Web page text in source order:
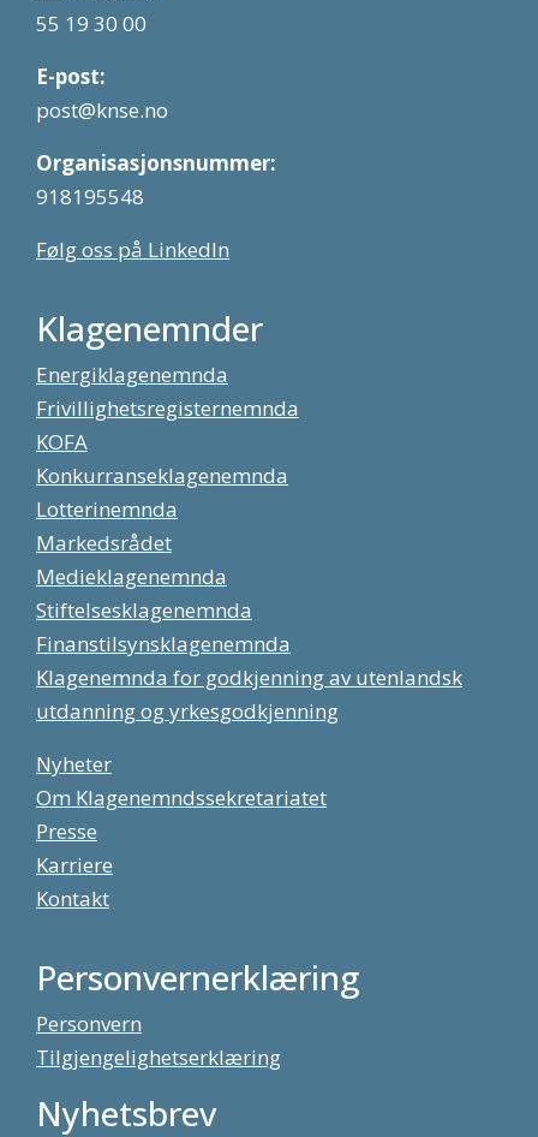
55 19 30 00
E-post:
post@knse.no
Organisasjonsnummer:
918195548
Følg oss på LinkedIn
Klagenemnder
Energiklagenemnda
Frivillighetsregisternemnda
KOFA
Konkurranseklagenemnda
Lotterinemnda
Markedsrådet
Medieklagenemnda
Stiftelsesklagenemnda
Finanstilsynsklagenemnda
Klagenemnda for godkjenning av utenlandsk
utdanning og yrkesgodkjenning
Nyheter
Om Klagenemndssekretariatet
Presse
Karriere
Kontakt
Personvernerklæring
Personvern
Tilgjengelighetserklæring
Nyhetsbrev